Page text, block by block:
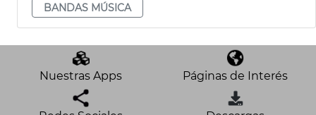
BANDAS MÚSICA
Nuestras Apps Páginas de Interés